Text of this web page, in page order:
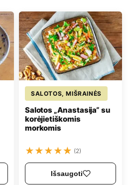
SALOTOS, MIŠRAINĖS
Salotos „Anastasija“ su
korėjietiškomis
morkomis
★★★★★ (2)
Išsaugoti